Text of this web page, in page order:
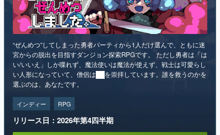
“ぜんめつ”してしまった勇者パーティから1人だけ選んで、ともに迷
宮からの脱出を目指すダンジョン探索RPGです。 ただし勇者は「は
い/いいえ」しか喋れず、魔法使いは魔法が使えず、戦士は可愛らし
選ぶのは、あなたです。
インディー RPG
リリース日：2026年第4四半期